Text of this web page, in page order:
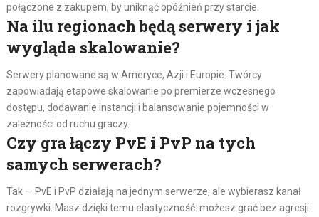
połączone z zakupem, by uniknąć opóźnień przy starcie.
Na ilu regionach będą serwery i jak
wygląda skalowanie?
Serwery planowane są w Ameryce, Azji i Europie. Twórcy
zapowiadają etapowe skalowanie po premierze wczesnego
dostępu, dodawanie instancji i balansowanie pojemności w
zależności od ruchu graczy.
Czy gra łączy PvE i PvP na tych
samych serwerach?
Tak — PvE i PvP działają na jednym serwerze, ale wybierasz kanał
rozgrywki. Masz dzięki temu elastyczność: możesz grać bez agresji